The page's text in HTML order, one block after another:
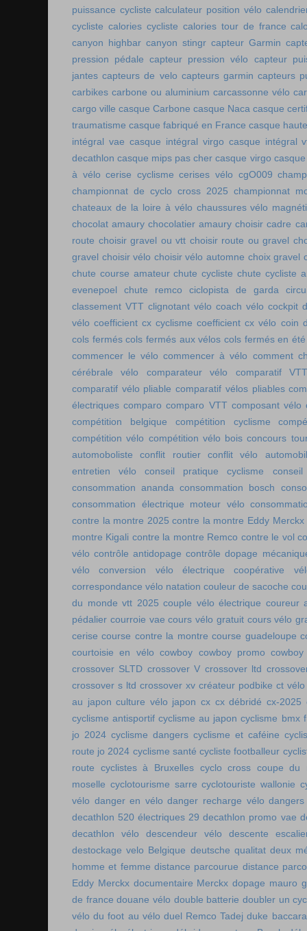
puissance cycliste calculateur position vélo
cycliste calories cycliste calories tour de france
canyon highbar canyon stingr capteur Garmin
pression pédale capteur pression vélo
capteur
jantes capteurs de velo capteurs garmin capteurs
carbikes carbone ou aluminium carcassonne vélo
cargo ville casque Carbone casque Naca casque
traumatisme casque fabriqué en France casque
intégral vae casque intégral virgo casque intégral
decathlon casque mips pas cher casque virgo
à vélo cerise cyclisme cerises vélo cgO009
championnat de cyclo cross 2025 championnat
chateaux de la loire à vélo chaussures vélo
chocolat amaury chocolatier amaury choisir cadre
route choisir gravel ou vtt choisir route ou gravel
gravel choisir vélo choisir vélo automne choix gravel
chute course amateur chute cycliste chute cycliste
evenepoel
chute remco ciclopista de garda
classement VTT clignotant vélo coach vélo cockpit
vélo coefficient cx cyclisme coefficient cx vélo coin
cols fermés cols fermés aux vélos cols fermés en été
commencer le vélo commencer à vélo comment
cérébrale vélo
comparateur vélo
comparatif
comparatif vélo pliable comparatif vélos pliables
électriques comparo comparo VTT composant vélo
compétition belgique
compétition cyclisme
compétition vélo compétition vélo bois concours
automoboliste
conflit routier
conflit vélo
entretien vélo
conseil pratique cyclisme
consommation ananda consommation bosch
consommation électrique moteur vélo
contre la montre 2025 contre la montre Eddy Merckx
montre Kigali contre la montre Remco contre le vol
vélo contrôle antidopage contrôle dopage
vélo
conversion vélo électrique
coopérative
correspondance vélo natation couleur de sacoche
du monde vtt 2025 couple vélo électrique coureur
pédalier courroie vae cours vélo gratuit cours vélo
cerise course contre la montre course guadeloupe
courtoisie en vélo cowboy cowboy promo
crossover SLTD crossover V crossover ltd
crossover s ltd crossover xv créateur podbike ct vélo
au japon culture vélo japon cx cx débridé cx-2025
cyclisme antisportif cyclisme au japon cyclisme bmx
jo 2024 cyclisme dangers cyclisme et caféine
route jo 2024 cyclisme santé cycliste footballeur
route
cyclistes à Bruxelles cyclo cross coupe du
moselle cyclotourisme sarre cyclotouriste wallonie
vélo danger en vélo danger recharge vélo
decathlon 520 électriques 29 decathlon promo vae
decathlon vélo
descendeur vélo
descente
destockage velo Belgique deutsche qualitat deux
homme et femme distance parcourue distance
Eddy Merckx documentaire Merckx dopage mauro
de france douane vélo double batterie doubler un
vélo du foot au vélo duel Remco Tadej duke baccara